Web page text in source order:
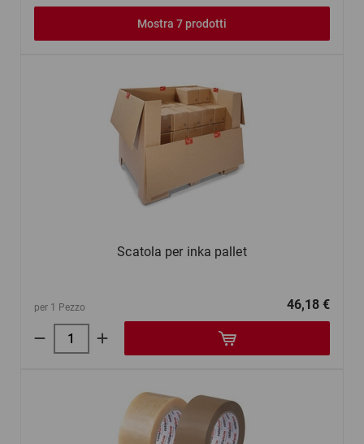
Mostra 7 prodotti
Scatola per inka pallet
per 1 Pezzo 46,18 €